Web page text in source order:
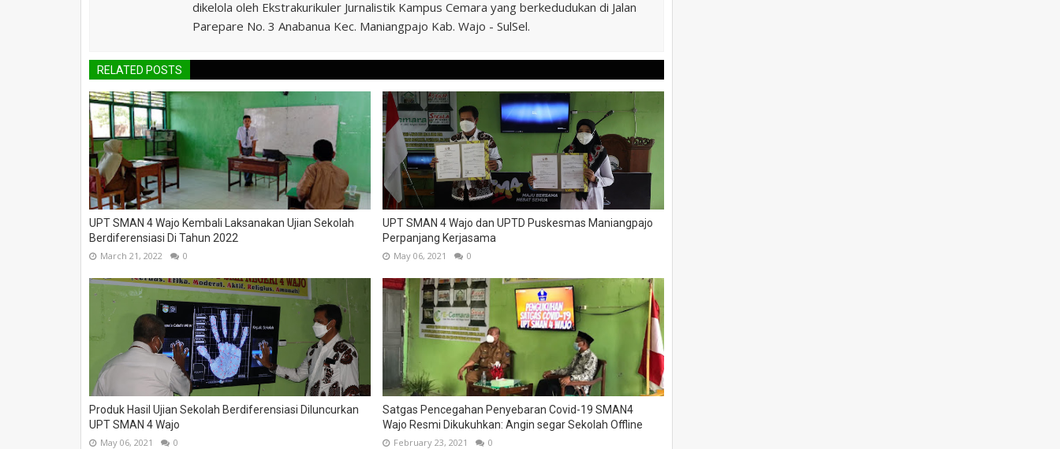
dikelola oleh Ekstrakurikuler Jurnalistik Kampus Cemara yang berkedudukan di Jalan
Parepare No. 3 Anabanua Kec. Maniangpajo Kab. Wajo - SulSel.
RELATED POSTS
UPT SMAN 4 Wajo Kembali Laksanakan Ujian Sekolah
Berdiferensiasi Di Tahun 2022
March 21, 2022 0
UPT SMAN 4 Wajo dan UPTD Puskesmas Maniangpajo
Perpanjang Kerjasama
May 06, 2021 0
Produk Hasil Ujian Sekolah Berdiferensiasi Diluncurkan
UPT SMAN 4 Wajo
May 06, 2021 0
Satgas Pencegahan Penyebaran Covid-19 SMAN4
Wajo Resmi Dikukuhkan: Angin segar Sekolah Offline
February 23, 2021 0